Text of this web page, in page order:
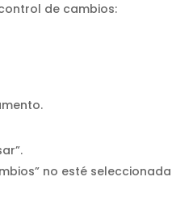
de cambios:
no esté